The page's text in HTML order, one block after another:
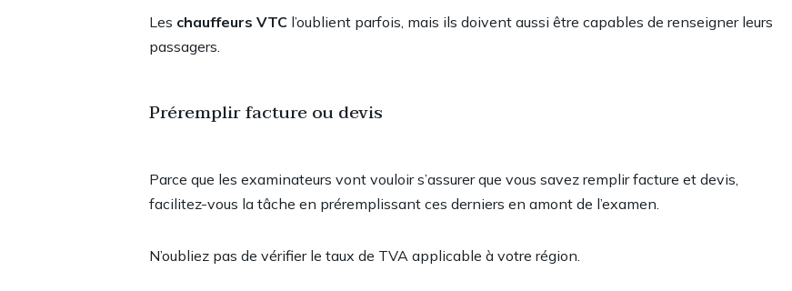
Les chauffeurs VTC l’oublient parfois, mais ils doivent aussi être capables de renseigner leurs
passagers.
Préremplir facture ou devis
Parce que les examinateurs vont vouloir s’assurer que vous savez remplir facture et devis,
facilitez-vous la tâche en préremplissant ces derniers en amont de l’examen.
N’oubliez pas de vérifier le taux de TVA applicable à votre région.